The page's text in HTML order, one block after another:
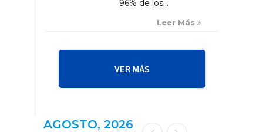
96% de los...
Leer Más
VER MÁS
AGOSTO, 2026